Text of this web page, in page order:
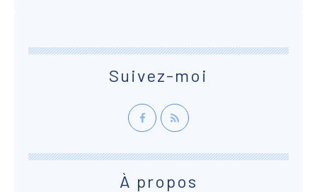
Suivez-moi
À propos